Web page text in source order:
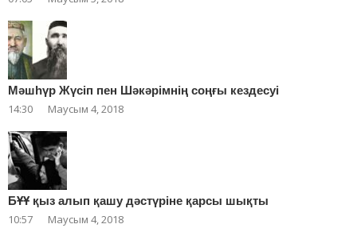
Мәшһүр Жүсіп пен Шәкәрімнің соңғы кездесуі
14:30 Маусым 4, 2018
БҰҰ қыз алып қашу дәстүріне қарсы шықты
10:57 Маусым 4, 2018